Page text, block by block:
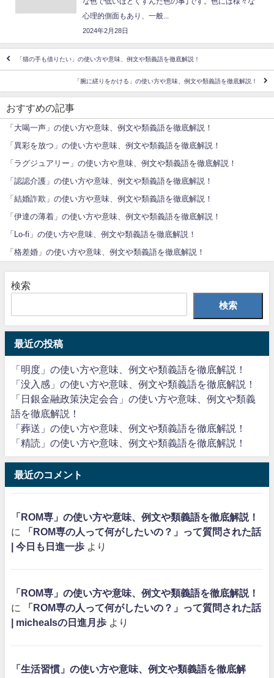
心理的側面もあり、一般...
2024年2月28日
「猫の手も借りたい」の使い方や意味、例文や類義語を徹底解説！
「腕に縒りをかける」の使い方や意味、例文や類義語を徹底解説！
おすすめの記事
「大喝一声」の使い方や意味、例文や類義語を徹底解説！
「異彩を放つ」の使い方や意味、例文や類義語を徹底解説！
「ラグジュアリー」の使い方や意味、例文や類義語を徹底解説！
「認認介護」の使い方や意味、例文や類義語を徹底解説！
「結婚詐欺」の使い方や意味、例文や類義語を徹底解説！
「伊達の薄着」の使い方や意味、例文や類義語を徹底解説！
「Lo-fi」の使い方や意味、例文や類義語を徹底解説！
「格差婚」の使い方や意味、例文や類義語を徹底解説！
検索
検索
最近の投稿
「明度」の使い方や意味、例文や類義語を徹底解説！
「没入感」の使い方や意味、例文や類義語を徹底解説！
「日銀金融政策決定会合」の使い方や意味、例文や類義
語を徹底解説！
「葬送」の使い方や意味、例文や類義語を徹底解説！
「精読」の使い方や意味、例文や類義語を徹底解説！
最近のコメント
「ROM専」の使い方や意味、例文や類義語を徹底解説！
に
「ROM専の人って何がしたいの？」って質問された話
| 今日も日進一歩 より
「ROM専」の使い方や意味、例文や類義語を徹底解説！
に
「ROM専の人って何がしたいの？」って質問された話
| michealsの日進月歩 より
「生活習慣」の使い方や意味、例文や類義語を徹底解